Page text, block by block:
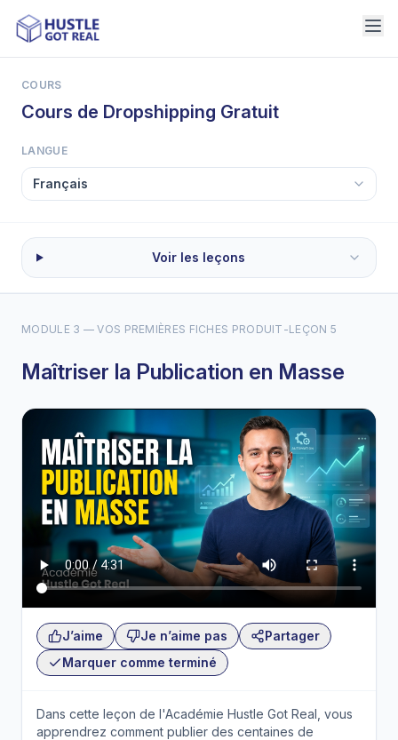
COURS
Cours de Dropshipping Gratuit
LANGUE
Voir les leçons
MODULE 3 — VOS PREMIÈRES FICHES PRODUIT -LEÇON 5
Maîtriser la Publication en Masse
J’aime Je n’aime pas
Partager
Marquer comme terminé
Dans cette leçon de l'Académie Hustle Got Real, vous
apprendrez comment publier des centaines de